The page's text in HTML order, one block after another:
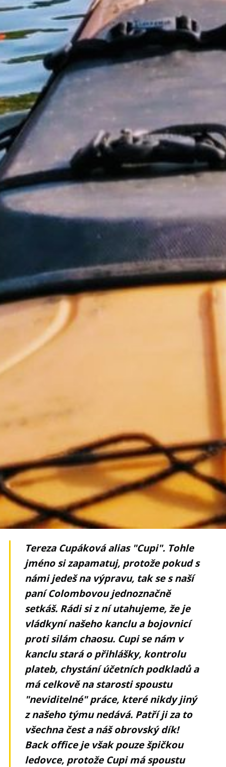
Tereza Cupáková alias "Cupi". Tohle
jméno si zapamatuj, protože pokud s
námi jedeš na výpravu, tak se s naší
paní Colombovou jednoznačně
setkáš. Rádi si z ní utahujeme, že je
vládkyní našeho kanclu a bojovnicí
proti silám chaosu. Cupi se nám v
kanclu stará o přihlášky, kontrolu
plateb, chystání účetních podkladů a
má celkově na starosti spoustu
"neviditelné" práce, které nikdy jiný
z našeho týmu nedává. Patří ji za to
všechna čest a náš obrovský dík!
Back office je však pouze špičkou
ledovce, protože Cupi má spoustu